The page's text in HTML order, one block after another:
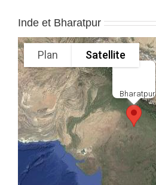
Inde et Bharatpur
Bharatpur
Plan Satellite